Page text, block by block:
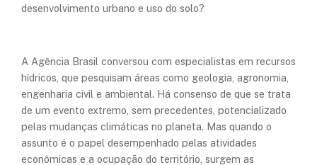
desenvolvimento urbano e uso do solo?
A Agência Brasil conversou com especialistas em recursos
hídricos, que pesquisam áreas como geologia, agronomia,
engenharia civil e ambiental. Há consenso de que se trata
de um evento extremo, sem precedentes, potencializado
pelas mudanças climáticas no planeta. Mas quando o
assunto é o papel desempenhado pelas atividades
econômicas e a ocupação do território, surgem as